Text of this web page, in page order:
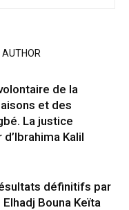
AUTHOR
de la
et des
La justice
Kalil
définitifs par
Bouna Keïta